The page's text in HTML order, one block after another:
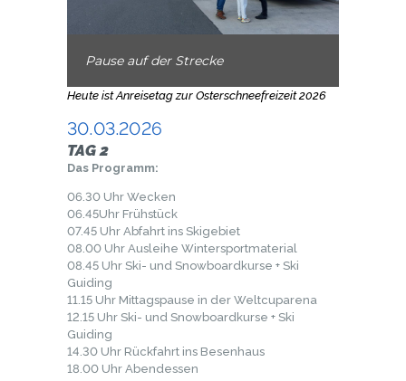
Pause auf der Strecke
Heute ist Anreisetag zur Osterschneefreizeit 2026
30.03.2026
TAG 2
Das Programm:
06.30 Uhr Wecken
06.45Uhr Frühstück
07.45 Uhr Abfahrt ins Skigebiet
08.00 Uhr Ausleihe Wintersportmaterial
08.45 Uhr Ski- und Snowboardkurse + Ski
Guiding
11.15 Uhr Mittagspause in der Weltcuparena
12.15 Uhr Ski- und Snowboardkurse + Ski
Guiding
14.30 Uhr Rückfahrt ins Besenhaus
18.00 Uhr Abendessen